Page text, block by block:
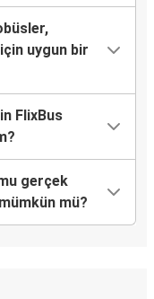
uygun bir
FlixBus
gerçek
mü?